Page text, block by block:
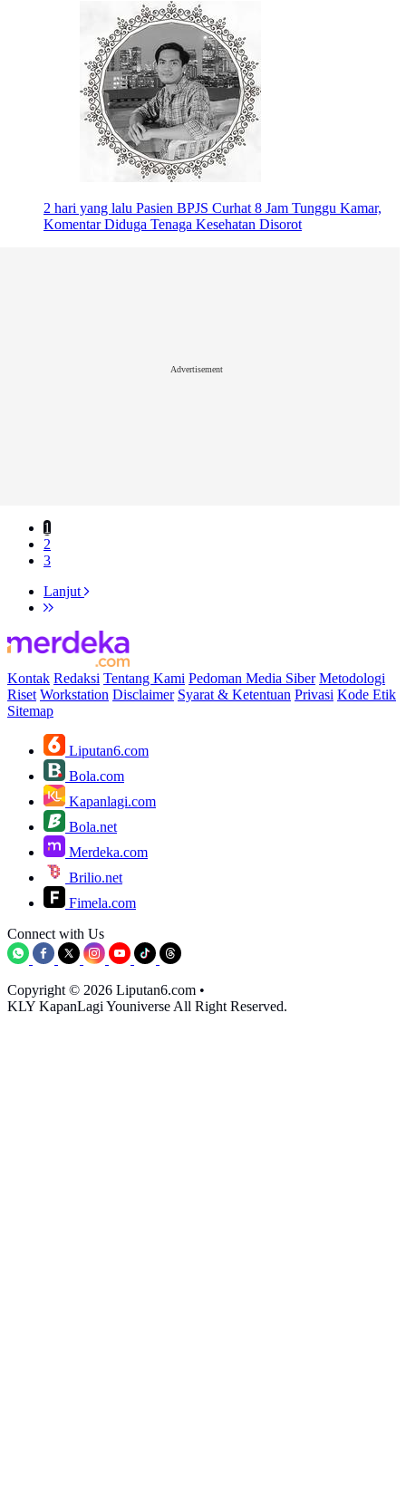
2 hari yang lalu Pasien BPJS Curhat 8 Jam Tunggu Kamar,
Komentar Diduga Tenaga Kesehatan Disorot
Advertisement
1
2
3
Lanjut
Kontak Redaksi Tentang Kami Pedoman Media Siber Metodologi
Riset Workstation Disclaimer Syarat & Ketentuan Privasi Kode Etik
Sitemap
Liputan6.com
Bola.com
Kapanlagi.com
Bola.net
Merdeka.com
Brilio.net
Fimela.com
Connect with Us
Copyright © 2026 Liputan6.com •
KLY KapanLagi Youniverse All Right Reserved.